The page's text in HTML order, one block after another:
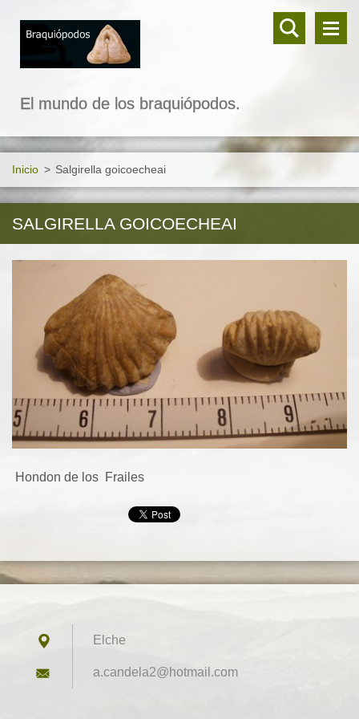
El mundo de los braquiópodos.
Inicio > Salgirella goicoecheai
SALGIRELLA GOICOECHEAI
Hondon de los Frailes
Elche
a.candel a2@hotmail.com